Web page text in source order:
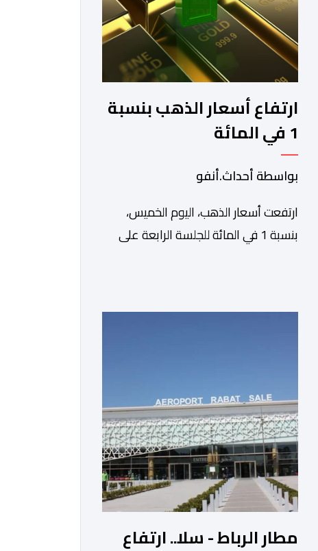
ارتفاع أسعار الذهب بنسبة
1 في المائة
بواسطة أحداث.أنفو
ارتفعت أسعار الذهب، اليوم الخميس،
بنسبة 1 في المائة للجلسة الرابعة على
الماضي، فيما ارتفعت العقود الأمريكية
الآجلة […]
مطار الرباط - سلا.. ارتفاع